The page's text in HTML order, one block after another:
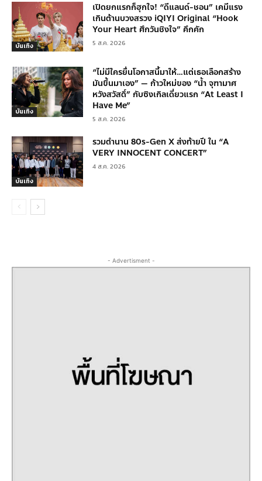
บันเทิง
เปิดยกแรกก็ฮุกใจ! “ดีแลนด์-ชอน” เคมีแรง
เกินต้านบวงสรวง iQIYI Original “Hook
Your Heart ศึกวันชิงใจ” คึกคัก
5 ส.ค. 2026
บันเทิง
“ไม่มีใครยื่นโอกาสนี้มาให้…แต่เธอเลือกสร้าง
มันขึ้นมาเอง” — ก้าวใหม่ของ “น้ำ จุฑามาศ
หวังสวัสดิ์” กับซิงเกิลเดี่ยวแรก “At Least I
Have Me”
5 ส.ค. 2026
บันเทิง
รวมตำนาน 80s-Gen X ส่งท้ายปี ใน “A
VERY INNOCENT CONCERT”
4 ส.ค. 2026
- Advertisment -